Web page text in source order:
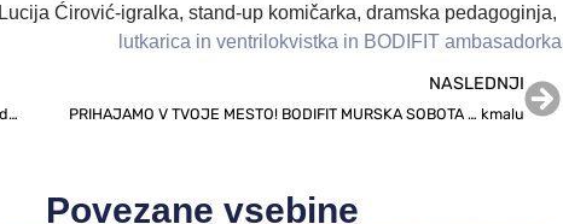
Lucija Ćirović-igralka, stand-up komičarka, dramska pedagoginja,
lutkarica in ventrilokvistka in BODIFIT ambasadorka
KAKO MI JE NEKAJ MILIMETROV OBRNILO ŽIVLJENJE NA GLAVO (3. del)
NASLEDNJI
PRIHAJAMO V TVOJE MESTO! BODIFIT MURSKA SOBOTA … kmalu
Povezane vsebine